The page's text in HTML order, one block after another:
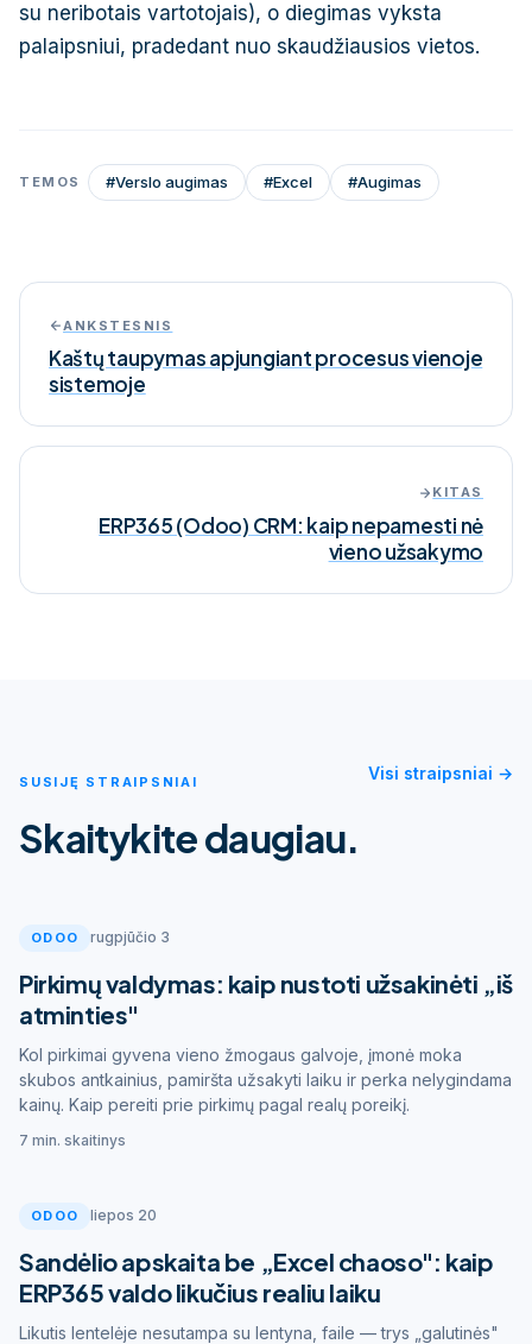
su neribotais vartotojais), o diegimas vyksta
palaipsniui, pradedant nuo skaudžiausios vietos.
TEMOS #Verslo augimas #Excel #Augimas
ANKSTESNIS
Kaštų taupymas apjungiant procesus vienoje
sistemoje
KITAS
ERP365 (Odoo) CRM: kaip nepamesti nė
vieno užsakymo
SUSIJĘ STRAIPSNIAI
Skaitykite daugiau.
Visi straipsniai →
ODOO rugpjūčio 3
Pirkimų valdymas: kaip nustoti užsakinėti „iš
atminties"
Kol pirkimai gyvena vieno žmogaus galvoje, įmonė moka
skubos antkainius, pamiršta užsakyti laiku ir perka nelygindama
kainų. Kaip pereiti prie pirkimų pagal realų poreikį.
7 min. skaitinys
ODOO liepos 20
Sandėlio apskaita be „Excel chaoso": kaip
ERP365 valdo likučius realiu laiku
Likutis lentelėje nesutampa su lentyna, faile — trys „galutinės"